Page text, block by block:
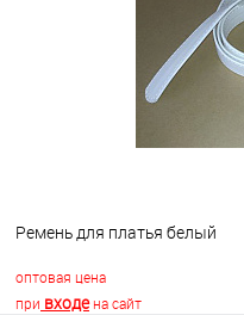
Ремень для платья белый
оптовая цена
при входена сайт